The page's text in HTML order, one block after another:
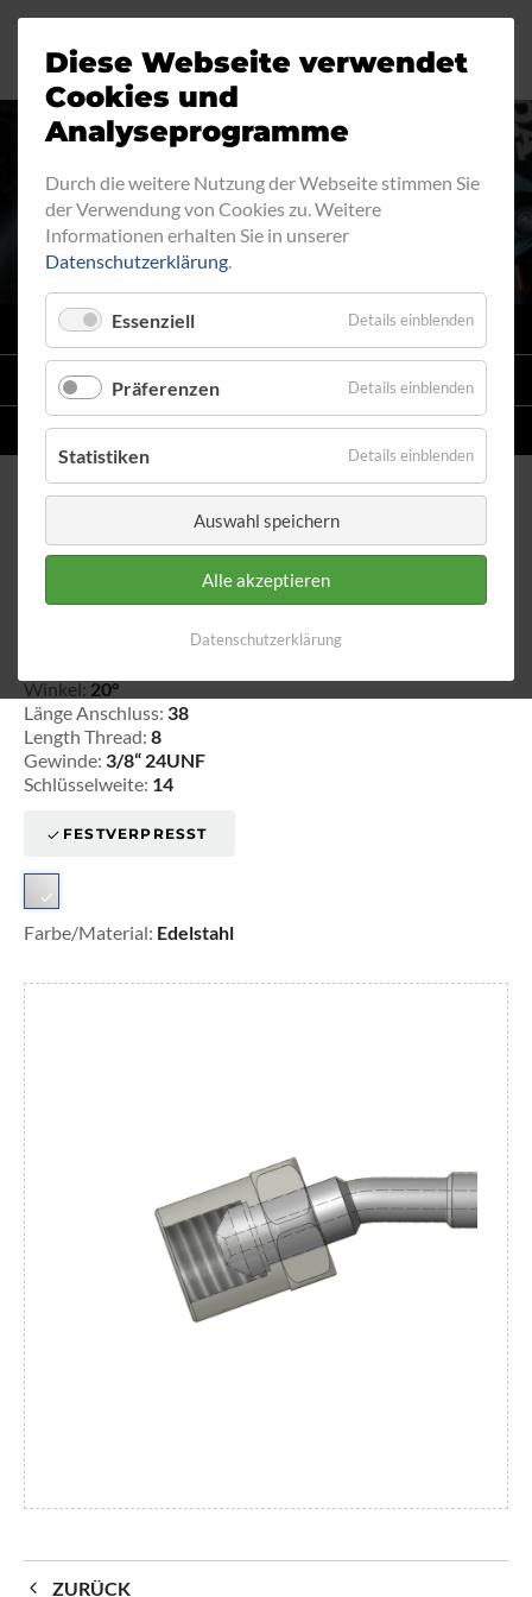
INNENGEWINDE - LOSE 632
VARIO
STAHLFLEX -LEITUNGSKITS FÜR MOTORRÄDER
EINZELLEITUNGENNACH MASS
Innengewinde - lose 632
Winkel: 20°
Länge Anschluss: 38
Length Thread: 8
Gewinde: 3/8“ 24UNF
Schlüsselweite: 14
FESTVERPRESST
Farbe/Material: Edelstahl
ZURÜCK
Diese Webseite verwendet
Cookies und
Analyseprogramme
Durch die weitere Nutzung der Webseite stimmen Sie
der Verwendung von Cookies zu. Weitere
Informationen erhalten Sie in unserer
Datenschutzerklärung.
Essenziell Details einblenden
Präferenzen Details einblenden
Statistiken Details einblenden
Auswahl speichern
Alle akzeptieren
Datenschutzerklärung
Motorrad
Industrie
Automobil
Fahrrad
Ringfitting
Aussengewinde
Innengewinde
Hohlschrauben
Verteiler
Katalog
Jobs